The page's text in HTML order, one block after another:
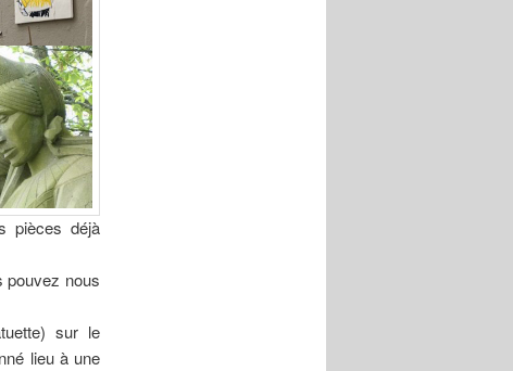
pièces déjà
pouvez nous
sur le
lieu à une